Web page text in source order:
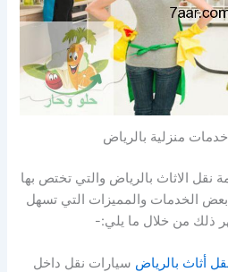
منزلية بالرياض
نقل الاثاث بالرياض والتي تختص بها
الخدمات والمميزات التي تسهل
ذلك من خلال ما يلي:-
أثاث بالرياض سيارات نقل داخل